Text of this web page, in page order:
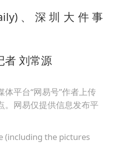
、深圳大件事
者 刘常源
平台“网易号”作者上传
。网易仅提供信息发布平
(including the pictures